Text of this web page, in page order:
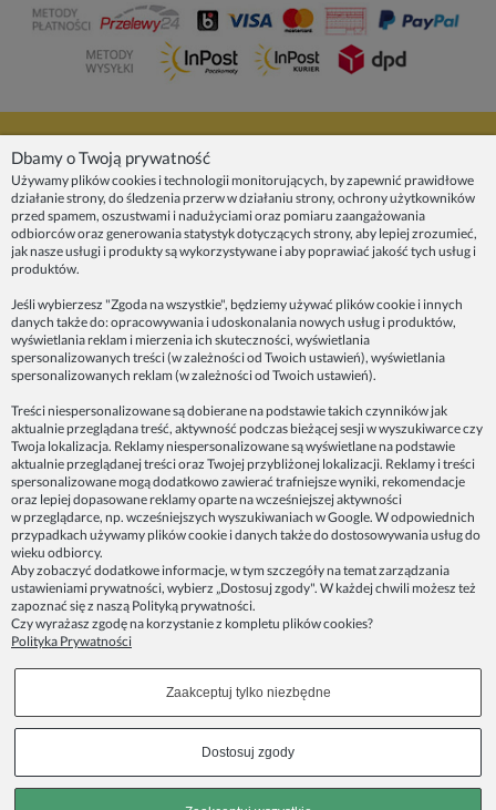
INFORMACJE
ZAINSPIRUJ SIĘ!
Dane firmy:
Spoko Motyw, Małgorzata Nowak-Staszak
ul. Skowronia 3D/4, 30-650 Kraków
telefon: 512821491
e-mail:kontakt@spoko-motyw.pl
konto do wpłat przelewem:
92 1140 2004 0000 3202 7758 0405
Punkt odbioru zamówień:
Pracownia Spoko Motyw
ul. Wadowicka 8i (za szlabanem, wejście z tyłu
budynku), 30-415 Kraków
Copyrights © 2023 - SPOKO-MOTYW.PL
Pokaż pełną wersję strony
Dbamy o Twoją prywatność
Używamy plików cookies i technologii monitorujących, by zapewnić prawidłowe
działanie strony, do śledzenia przerw w działaniu strony, ochrony użytkowników
przed spamem, oszustwami i nadużyciami oraz pomiaru zaangażowania
odbiorców oraz generowania statystyk dotyczących strony, aby lepiej zrozumieć,
jak nasze usługi i produkty są wykorzystywane i aby poprawiać jakość tych usług i
produktów.
Jeśli wybierzesz "Zgoda na wszystkie", będziemy używać plików cookie i innych
danych także do: opracowywania i udoskonalania nowych usług i produktów,
wyświetlania reklam i mierzenia ich skuteczności, wyświetlania
spersonalizowanych treści (w zależności od Twoich ustawień), wyświetlania
spersonalizowanych reklam (w zależności od Twoich ustawień).
Treści niespersonalizowane są dobierane na podstawie takich czynników jak
aktualnie przeglądana treść, aktywność podczas bieżącej sesji w wyszukiwarce czy
Twoja lokalizacja. Reklamy niespersonalizowane są wyświetlane na podstawie
aktualnie przeglądanej treści oraz Twojej przybliżonej lokalizacji. Reklamy i treści
spersonalizowane mogą dodatkowo zawierać trafniejsze wyniki, rekomendacje
oraz lepiej dopasowane reklamy oparte na wcześniejszej aktywności
w przeglądarce, np. wcześniejszych wyszukiwaniach w Google. W odpowiednich
przypadkach używamy plików cookie i danych także do dostosowywania usług do
wieku odbiorcy.
Aby zobaczyć dodatkowe informacje, w tym szczegóły na temat zarządzania
ustawieniami prywatności, wybierz „Dostosuj zgody". W każdej chwili możesz też
zapoznać się z naszą Polityką prywatności.
Czy wyrażasz zgodę na korzystanie z kompletu plików cookies?
Polityka Prywatności
Zaakceptuj tylko niezbędne
Dostosuj zgody